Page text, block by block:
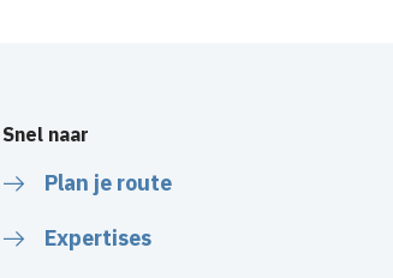
Snel naar
Plan je route
Expertises